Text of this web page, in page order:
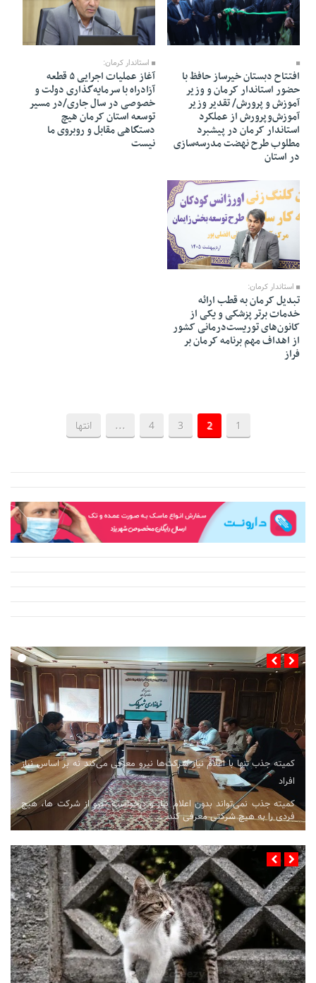
24 Ordibehesht 1405 - 16:21
افتتاح دبستان خیرساز حافظ با
حضور استاندار کرمان و وزیر
آموزش و پرورش/ تقدیر وزیر
آموزش‌وپرورش از عملکرد
استاندار کرمان در پیشبرد
مطلوب طرح نهضت مدرسه‌سازی
در استان
22 Ordibehesht 1405 - 22:04
استاندار کرمان:
آغاز عملیات اجرایی ۵ قطعه
آزادراه با سرمایه‌گذاری دولت و
خصوصی در سال جاری/در مسیر
توسعه استان کرمان هیچ
دستگاهی مقابل و روبروی ما
نیست
22 Ordibehesht 1405 - 21:47
استاندار کرمان:
تبدیل کرمان به قطب ارائه
خدمات برتر پزشکی و یکی از
کانون‌های توریست‌درمانی کشور
از اهداف مهم برنامه کرمان بر
فراز
1
2
3
4
... انتها
کمیته جذب تنها با اعلام نیاز شرکت‌ها نیرو معرفی می‌کند نه بر اساس نیاز
افراد
کمیته جذب نمی‌تواند بدون اعلام نیاز و درخواست نیرو از شرکت ها، هیچ
فردی را به هیچ شرکتی معرفی کند. ...